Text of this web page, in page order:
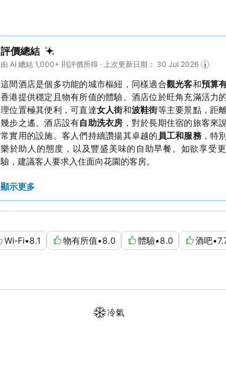
評價總結
由 AI 總結 1,000+ 則評價所得 · 上次更新日期： 30 Jul 2026
這間酒店是個多功能的城市樞紐，同樣適合觀光客和預算
香港提供穩定且物有所值的體驗。酒店位於旺角充滿活力
理位置極其便利，可直達女人街和波鞋街等主要景點，距
幾步之遙。酒店設有自助洗衣房 ，對於長期住宿的旅客來
常實用的設施。客人們持續讚揚其卓越的 員工和服務，特
樂於助人的態度，以及豐盛美味的自助早餐。如欲享受
驗，建議客人要求入住面向花園的客房。
顯示更多
Wi-Fi•8.1 物有所值•8.0 體驗•8.0 酒吧•
冷氣